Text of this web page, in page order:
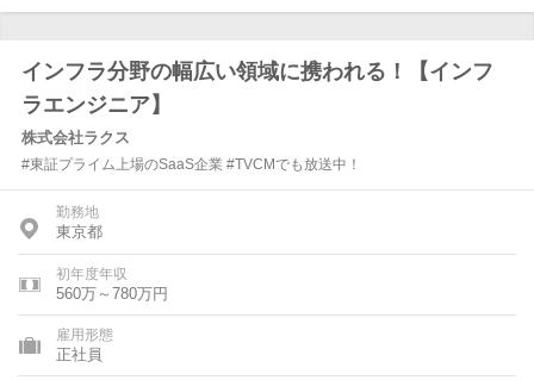
インフラ分野の幅広い領域に携われる！【インフ
ラエンジニア】
株式会社ラクス
#東証プライム上場のSaaS企業 #TVCMでも放送中！
勤務地
東京都
初年度年収
560万～780万円
雇用形態
正社員